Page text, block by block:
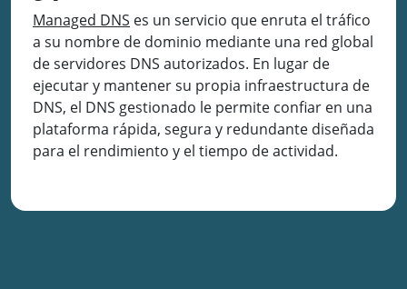
Managed DNS es un servicio que enruta el tráfico
a su nombre de dominio mediante una red global
de servidores DNS autorizados. En lugar de
ejecutar y mantener su propia infraestructura de
DNS, el DNS gestionado le permite confiar en una
plataforma rápida, segura y redundante diseñada
para el rendimiento y el tiempo de actividad.